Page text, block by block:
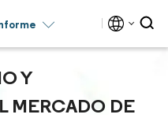
Y
MERCADO DE